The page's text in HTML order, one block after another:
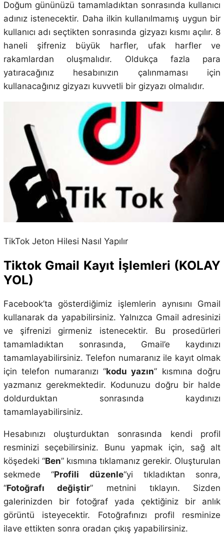
Doğum gününüzü tamamladıktan sonrasında kullanıcı
adınız istenecektir. Daha ilkin kullanılmamış uygun bir
kullanıcı adı seçtikten sonrasında gizyazı kısmı açılır. 8
haneli şifreniz büyük harfler, ufak harfler ve
rakamlardan oluşmalıdır. Oldukça fazla para
yatıracağınız hesabınızın çalınmaması için
kullanacağınız gizyazı kuvvetli bir gizyazı olmalıdır.
TikTok Jeton Hilesi Nasıl Yapılır
Tiktok Gmail Kayıt İşlemleri (KOLAY
YOL)
Facebook’ta gösterdiğimiz işlemlerin aynısını Gmail
kullanarak da yapabilirsiniz. Yalnızca Gmail adresinizi
ve şifrenizi girmeniz istenecektir. Bu prosedürleri
tamamladıktan sonrasında, Gmail’e kaydınızı
tamamlayabilirsiniz. Telefon numaranız ile kayıt olmak
için telefon numaranızı “kodu yazın” kısmına doğru
yazmanız gerekmektedir. Kodunuzu doğru bir halde
doldurduktan sonrasında kaydınızı
tamamlayabilirsiniz.
Hesabınızı oluşturduktan sonrasında kendi profil
resminizi seçebilirsiniz. Bunu yapmak için, sağ alt
köşedeki “Ben” kısmına tıklamanız gerekir. Oluşturulan
sekmede “Profili düzenle“yi tıkladıktan sonra,
“Fotoğrafı değiştir” metnini tıklayın. Sizden
galerinizden bir fotoğraf yada çektiğiniz bir anlık
görüntü isteyecektir. Fotoğrafınızı profil resminize
ilave ettikten sonra oradan çıkış yapabilirsiniz.